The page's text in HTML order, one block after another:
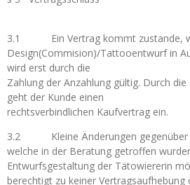
3.1 Ein Vertrag kommt zustande,
Design(Commision)/Tattooentwurf in
wird erst durch die
Zahlung der Anzahlung gültig. Durch
geht der Kunde einen
rechtsverbindlichen Kaufvertrag ein.
3.2 Kleine Änderungen gegenüber
welche in der Beratung getroffen
Entwurfsgestaltung der Tätowiererin
berechtigt zu keiner Vertragsaufhebung